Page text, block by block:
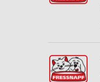
Funktional